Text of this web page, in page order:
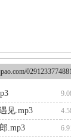
见.mp3
.mp3